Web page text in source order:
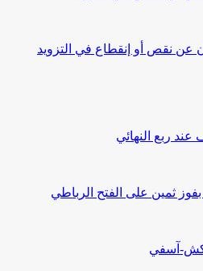
عن نقص أو إنقطاع في التزويد
ربع النهائي
ثمين على الفتح الرباطي
آسفي